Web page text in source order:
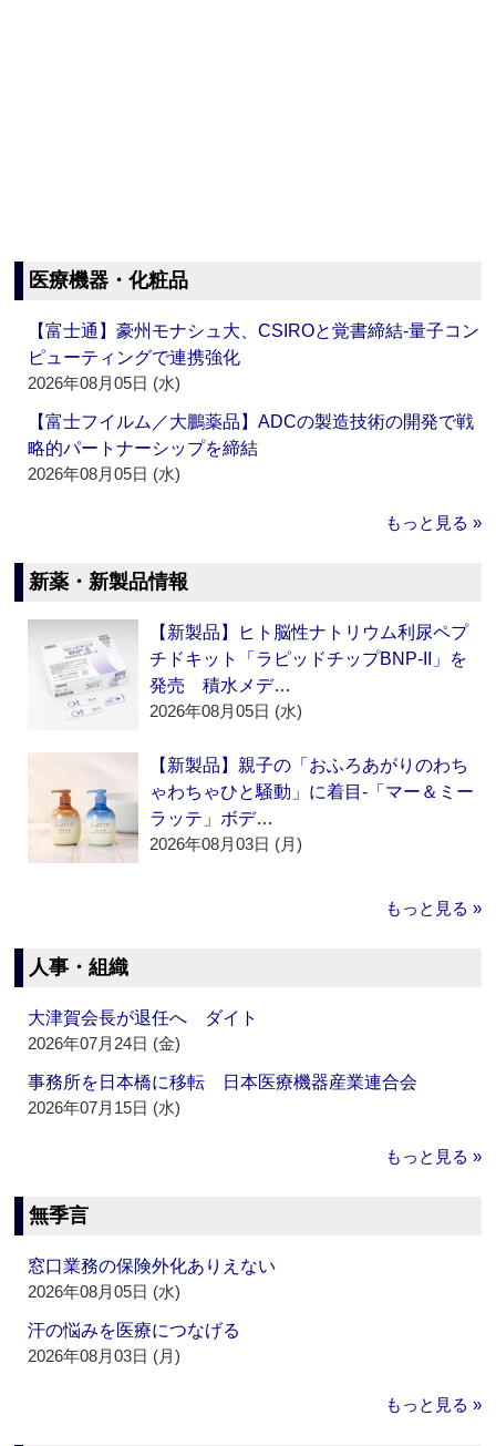
医療機器・化粧品
【富士通】豪州モナシュ大、CSIROと覚書締結‐量子コン
ピューティングで連携強化
2026年08月05日 (水)
【富士フイルム／大鵬薬品】ADCの製造技術の開発で戦
略的パートナーシップを締結
2026年08月05日 (水)
もっと見る »
新薬・新製品情報
【新製品】ヒト脳性ナトリウム利尿ペプ
チドキット「ラピッドチップBNP-II」を
発売 積水メデ…
2026年08月05日 (水)
【新製品】親子の「おふろあがりのわち
ゃわちゃひと騒動」に着目‐「マー＆ミー
ラッテ」ボデ…
2026年08月03日 (月)
もっと見る »
人事・組織
大津賀会長が退任へ ダイト
2026年07月24日 (金)
事務所を日本橋に移転 日本医療機器産業連合会
2026年07月15日 (水)
もっと見る »
無季言
窓口業務の保険外化ありえない
2026年08月05日 (水)
汗の悩みを医療につなげる
2026年08月03日 (月)
もっと見る »